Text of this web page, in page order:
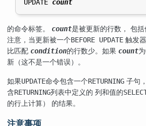
UPDATE count
的命令标签。 count是被更新的行数， 包括
注意，当更新被一个BEFORE UPDATE 触发
比匹配 condition的行数少。如果 count
新（这不是一个错误）。
如果UPDATE命令包含一个RETURNING 子句
含RETURNING列表中定义的 列和值的
的行上计算） 的结果。
注意事项